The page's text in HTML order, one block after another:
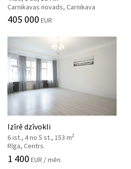
Carnikavas novads, Carnikava
405 000 EUR
Izīrē dzīvokli
6 ist., 4 no 5 st., 153 m2
Rīga, Centrs
1 400 EUR / mēn.